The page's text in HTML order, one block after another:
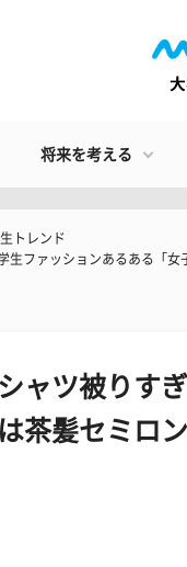
将来を考える
トレンド
生ファッションあるある「女
ャツ被りす
茶髪セミロ